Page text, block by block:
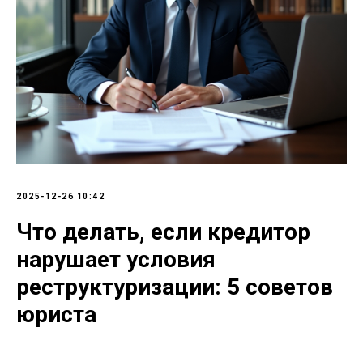
2025-12-26 10:42
Что делать, если кредитор
нарушает условия
реструктуризации: 5 советов
юриста